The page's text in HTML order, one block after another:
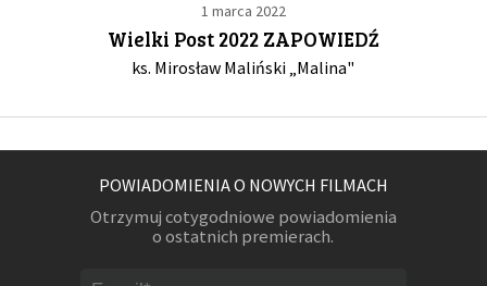
1 marca 2022
Wielki Post 2022 ZAPOWIEDŹ
ks. Mirosław Maliński „Malina"
POWIADOMIENIA O NOWYCH FILMACH
Otrzymuj cotygodniowe powiadomienia
o ostatnich premierach.